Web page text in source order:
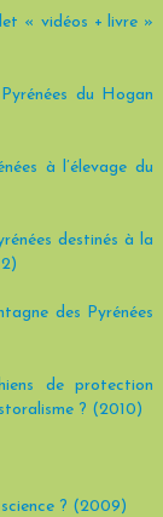
« vidéos + livre »
du Hogan
à l’élevage du
destinés à la
des Pyrénées
de protection
? (2010)
? (2009)